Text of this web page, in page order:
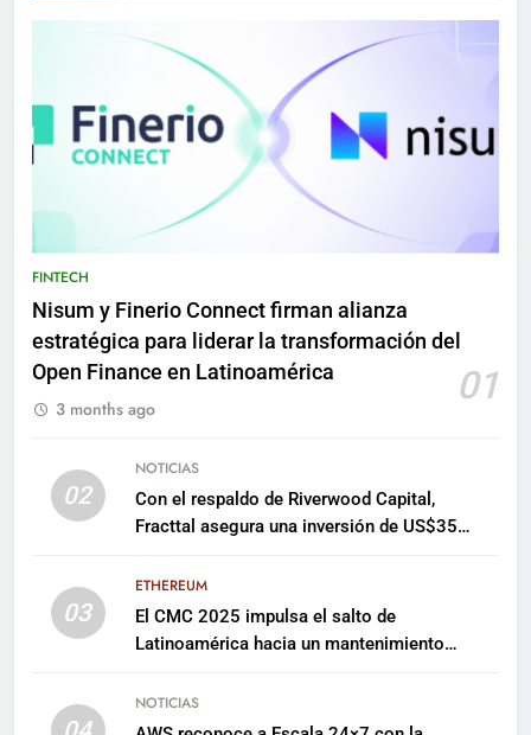
FINTECH
Nisum y Finerio Connect firman alianza
estratégica para liderar la transformación del
Open Finance en Latinoamérica
01
3 months ago
02
NOTICIAS
Con el respaldo de Riverwood Capital,
Fracttal asegura una inversión de US$35
03
ETHEREUM
El CMC 2025 impulsa el salto de
Latinoamérica hacia un mantenimiento
NOTICIAS